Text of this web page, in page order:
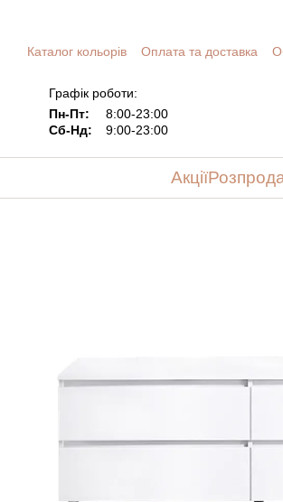
Каталог кольорів Оплата та доставка
Графік роботи:
Пн-Пт:
8:00-23:00
Сб-Нд:
9:00-23:00
Акції